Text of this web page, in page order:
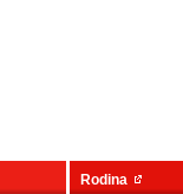
Rodina